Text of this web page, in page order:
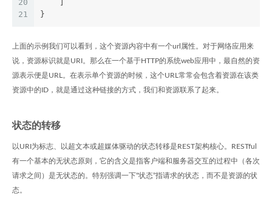
20
21
    ]
}
上面的示例我们可以看到，这个资源内容中有一个url属性。对于网络应用来
说，资源标识就是URI。那么在一个基于HTTP的系统web应用中，最自然的资
源表示便是URL。在表示单个资源的时候，这个URL常常会包含着资源在该类
资源中的ID，就是通过这种链接的方式，我们和资源联系了起来。
状态的转移
以URI为标志、以超文本或超媒体驱动的状态转移是REST架构核心。RESTful
有一个基本的无状态原则，它的含义是指客户端和服务器交互的过程中（各次
请求之间）是无状态的。特别强调一下“状态”指请求的状态，而不是资源的状
态。